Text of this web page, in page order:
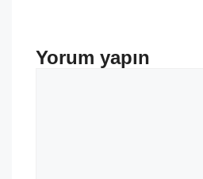
Yorum yapın